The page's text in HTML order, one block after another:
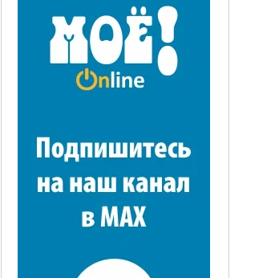
ЭТО БЫЛО В АФГАНЕ
Книга памяти воронежских
воинов-интернационалистов